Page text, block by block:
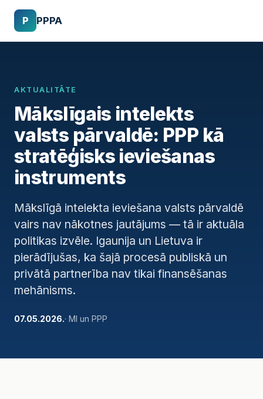
P PPPA
AKTUALITĀTE
Mākslīgais intelekts
valsts pārvaldē: PPP kā
stratēģisks ieviešanas
instruments
Mākslīgā intelekta ieviešana valsts pārvaldē
vairs nav nākotnes jautājums — tā ir aktuāla
politikas izvēle. Igaunija un Lietuva ir
pierādījušas, ka šajā procesā publiskā un
privātā partnerība nav tikai finansēšanas
mehānisms.
07.05.2026.· MI un PPP